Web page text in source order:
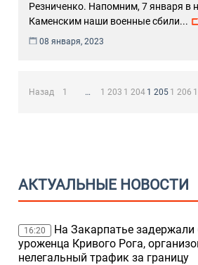
Резниченко. Напомним, 7 января в
Каменским наши военные сбили...
08 января, 2023
записей
Назад 1 … 1 203 1 204 1 205 1 206
АКТУАЛЬНЫЕ НОВОСТИ
16:20
На Закарпатье задержали
уроженца Кривого Рога,
нелегальный трафик за границу